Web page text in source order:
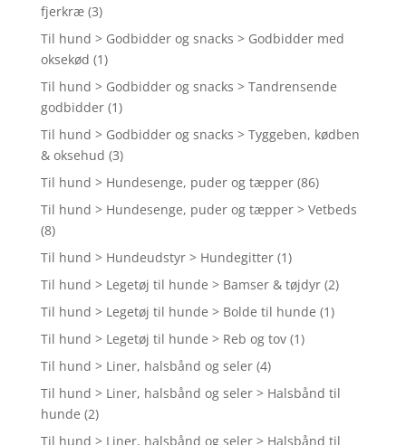
fjerkræ (3)
Til hund > Godbidder og snacks > Godbidder med
oksekød (1)
Til hund > Godbidder og snacks > Tandrensende
godbidder (1)
Til hund > Godbidder og snacks > Tyggeben, kødben
& oksehud (3)
Til hund > Hundesenge, puder og tæpper (86)
Til hund > Hundesenge, puder og tæpper > Vetbeds
(8)
Til hund > Hundeudstyr > Hundegitter (1)
Til hund > Legetøj til hunde > Bamser & tøjdyr (2)
Til hund > Legetøj til hunde > Bolde til hunde (1)
Til hund > Legetøj til hunde > Reb og tov (1)
Til hund > Liner, halsbånd og seler (4)
Til hund > Liner, halsbånd og seler > Halsbånd til
hunde (2)
Til hund > Liner, halsbånd og seler > Halsbånd til